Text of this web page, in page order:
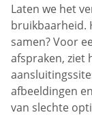
Laten we het
bruikbaarheid.
samen? Voor
afspraken, ziet
afbeeldingen
van slechte